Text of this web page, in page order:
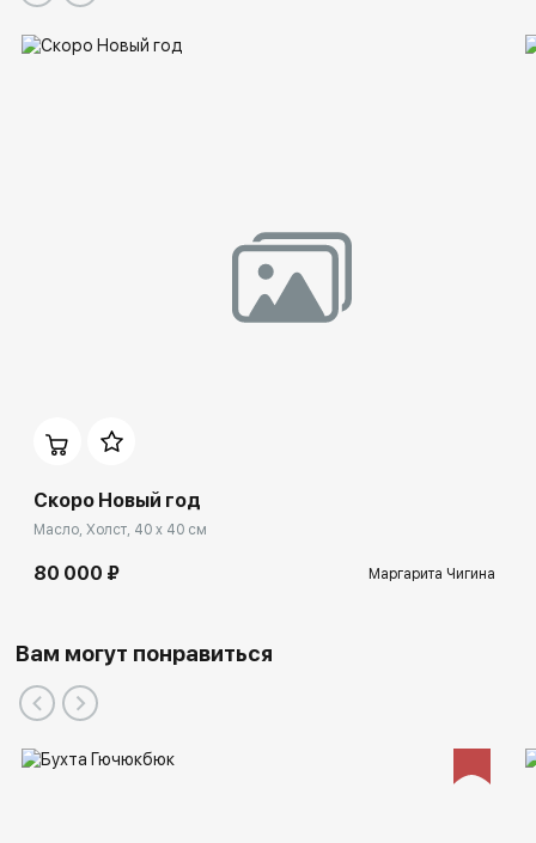
Скоро Новый год
Масло, Холст, 40 x 40 см
80 000 ₽ Маргарита Чигина
Вам могут понравиться